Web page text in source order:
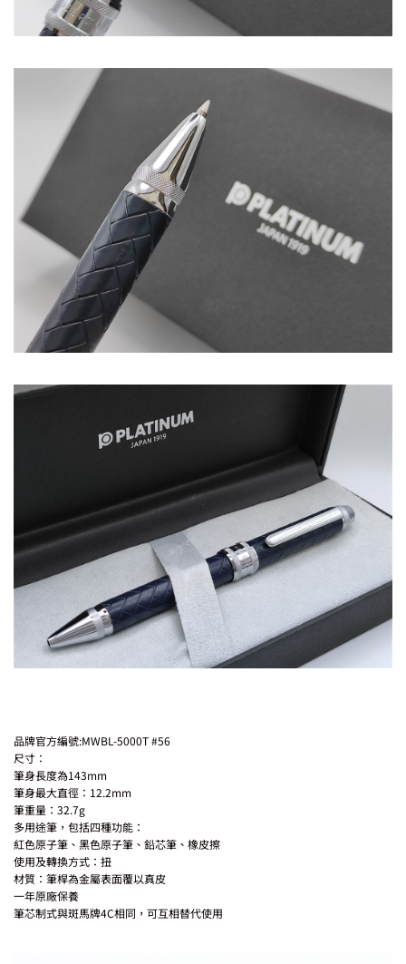
品牌官方編號:MWBL-5000T #56
尺寸：
筆身長度為143mm
筆身最大直徑：12.2mm
筆重量：32.7g
多用途筆，包括四種功能：
紅色原子筆、黑色原子筆、鉛芯筆、橡皮擦
使用及轉換方式：扭
材質：筆桿為金屬表面覆以真皮
一年原廠保養
筆芯制式與斑馬牌4C相同，可互相替代使用